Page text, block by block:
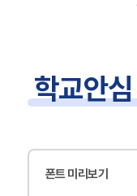
학교안
폰트 미리보기